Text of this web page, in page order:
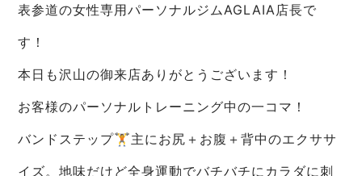
表参道の女性専用パーソナルジムAGLAIA店長で
す！
本日も沢山の御来店ありがとうございます！
お客様のパーソナルトレーニング中の一コマ！
バンドステップ🏋️主にお尻＋お腹＋背中のエクササ
イズ。地味だけど全身運動でバチバチにカラダに刺